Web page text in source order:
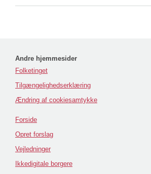
Andre hjemmesider
Folketinget
Tilgængelighedserklæring
Ændring af cookiesamtykke
Forside
Opret forslag
Vejledninger
Ikkedigitale borgere